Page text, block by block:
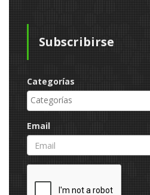
Subscribirse
Categorías
Email